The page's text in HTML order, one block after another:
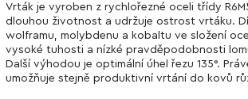
Vrták je vyroben z rychlořezné oceli třídy
dlouhou životnost a udržuje ostrost vrtáku.
wolframu, molybdenu a kobaltu ve složení
vysoké tuhosti a nízké pravděpodobnosti
Další výhodou je optimální úhel řezu 135°.
umožňuje stejně produktivní vrtání do kovů